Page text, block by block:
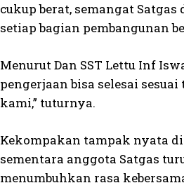
cukup berat, semangat
setiap bagian pembangunan
Menurut Dan SST Lettu Inf
pengerjaan bisa selesai
kami,” tuturnya.
Kekompakan tampak nyata
sementara anggota Satgas
menumbuhkan rasa